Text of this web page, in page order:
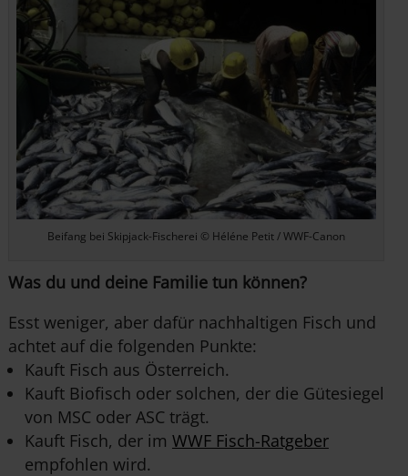
Beifang bei Skipjack-Fischerei © Héléne Petit / WWF-Canon
Was du und deine Familie tun können?
Esst weniger, aber dafür nachhaltigen Fisch und
achtet auf die folgenden Punkte:
Kauft Fisch aus Österreich.
Kauft Biofisch oder solchen, der die Gütesiegel
von MSC oder ASC trägt.
Kauft Fisch, der im WWF Fisch-Ratgeber
empfohlen wird.